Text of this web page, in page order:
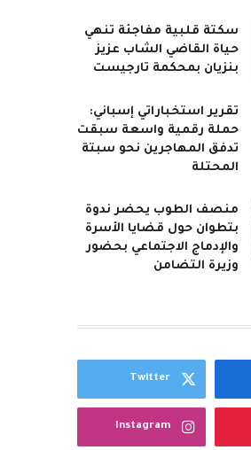
سكتة قلبية مفاجئة تنهي
حياة القاضي الشاب عزيز
بنزيان بمحكمة تارجيست
تقرير استخباراتي إسباني:
حملة رقمية واسعة سبقت
تدفق المهاجرين نحو سبتة
المحتلة
منصف الطوب يحضر ندوة
بتطوان حول قضايا الأسرة
والإدماج الاجتماعي بحضور
وزيرة التضامن
Twitter
Instagram